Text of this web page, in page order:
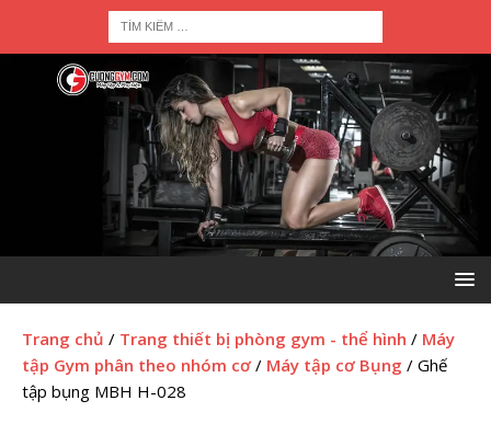
Trang chủ / Trang thiết bị phòng gym - thể hình / Máy
tập Gym phân theo nhóm cơ / Máy tập cơ Bụng / Ghế
tập bụng MBH H-028